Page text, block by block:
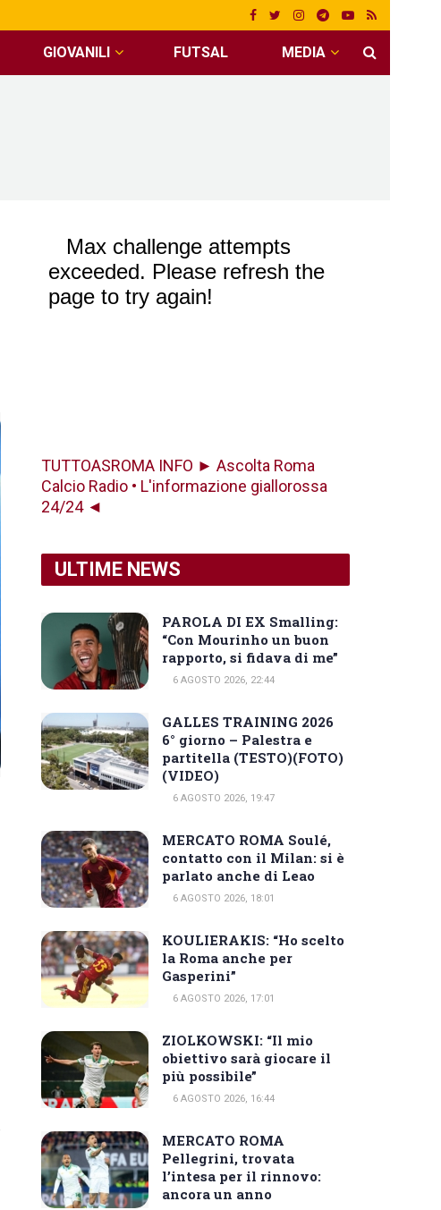
GIOVANILI FUTSAL MEDIA
TUTTOASROMA INFO ► Ascolta Roma
Calcio Radio • L'informazione giallorossa
24/24 ◄
ULTIME NEWS
PAROLA DI EX Smalling:
“Con Mourinho un buon
rapporto, si fidava di me”
6 AGOSTO 2026, 22:44
GALLES TRAINING 2026
6° giorno – Palestra e
partitella (TESTO)(FOTO)
(VIDEO)
6 AGOSTO 2026, 19:47
MERCATO ROMA Soulé,
contatto con il Milan: si è
parlato anche di Leao
6 AGOSTO 2026, 18:01
KOULIERAKIS: “Ho scelto
la Roma anche per
Gasperini”
6 AGOSTO 2026, 17:01
ZIOLKOWSKI: “Il mio
obiettivo sarà giocare il
più possibile”
6 AGOSTO 2026, 16:44
MERCATO ROMA
Pellegrini, trovata
l’intesa per il rinnovo:
ancora un anno